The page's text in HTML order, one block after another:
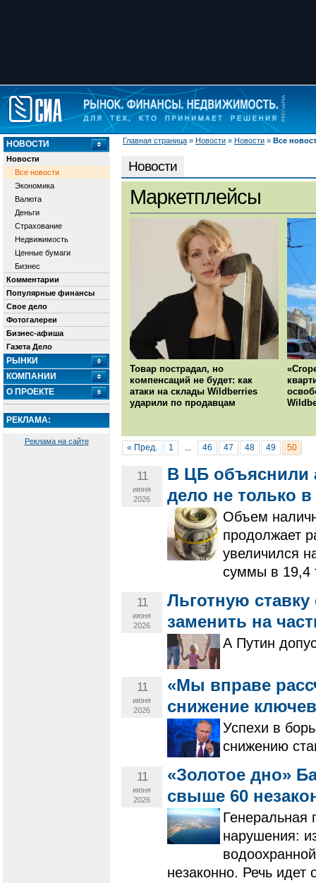
Главная страница » Новости » Новости » Все
НОВОСТИ
Новости
Все новости
Экономика
Валюта
Деньги
Страхование
Недвижимость
Ценные бумаги
Бизнес
Комментарии
Популярные финансы
Свое дело
Фотогалереи
Бизнес-афиша
Газета Дело
РЫНКИ
КОМПАНИИ
О ПРОЕКТЕ
РЕКЛАМА:
Реклама на сайте
Новости
Маркетплейсы
Товар пострадал, но
компенсаций не будет: как
атаки на склады Wildberries
ударили по продавцам
« Пред. 1 ... 46 47 48 49 50
11
июня
2026
В ЦБ объяснили
дело не только
Объем
продолжает
увеличился
суммы в 19,4
11
июня
2026
Льготную
заменить на
А Путин
11
июня
2026
«Мы вправе
снижение
Успехи в
снижению
11
июня
2026
«Золотое дно»
свыше 60
Генеральная
нарушения:
незаконно. Речь